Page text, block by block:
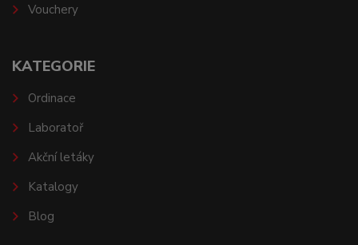
Vouchery
KATEGORIE
Ordinace
Laboratoř
Akční letáky
Katalogy
Blog